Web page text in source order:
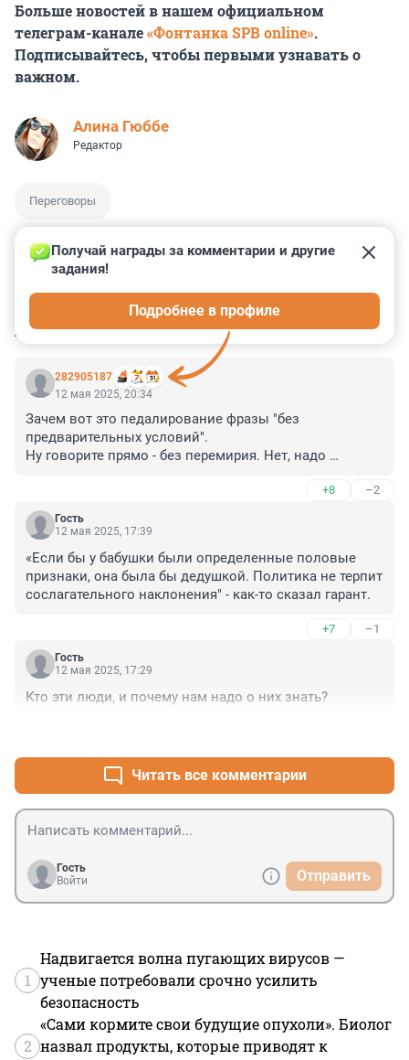
Больше новостей в нашем официальном
телеграм-канале«Фонтанка SPB online».
Подписывайтесь, чтобы первыми узнавать о
важном.
Алина Гюббе
Редактор
Переговоры
КОММЕНТАРИИ 60
282905187
Получай награды за комментарии и другие
задания!
Подробнее в профиле
12 мая 2025, 20:34
Зачем вот это педалирование фразы "без
предварительных условий".
Ну говорите прямо - без перемирия. Нет, надо
+8 –2
Гость
12 мая 2025, 17:39
«Если бы у бабушки были определенные половые
признаки, она была бы дедушкой. Политика не терпит
сослагательного наклонения" - как-то сказал гарант.
+7 –1
Гость
12 мая 2025, 17:29
Кто эти люди, и почему нам надо о них знать?
Читать все комментарии
Гость
Войти
Отправить
1
Надвигается волна пугающих вирусов —
ученые потребовали срочно усилить
безопасность
2
«Сами кормите свои будущие опухоли». Биолог
назвал продукты, которые приводят к